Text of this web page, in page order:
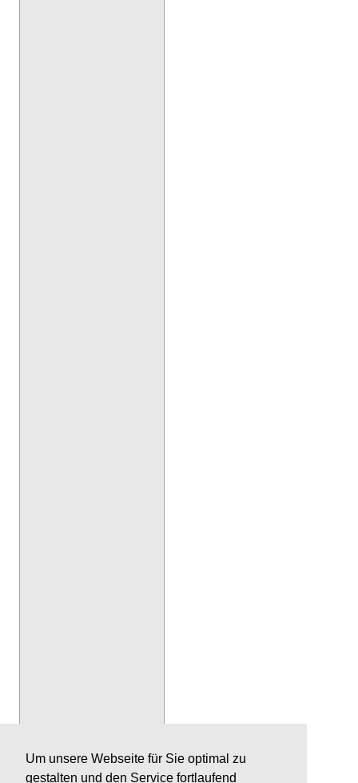
Um unsere Webseite für Sie optimal zu
gestalten und den Service fortlaufend